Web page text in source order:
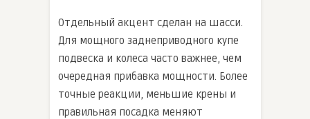
Отдельный акцент сделан на шасси.
Для мощного заднеприводного купе
подвеска и колеса часто важнее, чем
очередная прибавка мощности. Более
точные реакции, меньшие крены и
правильная посадка меняют